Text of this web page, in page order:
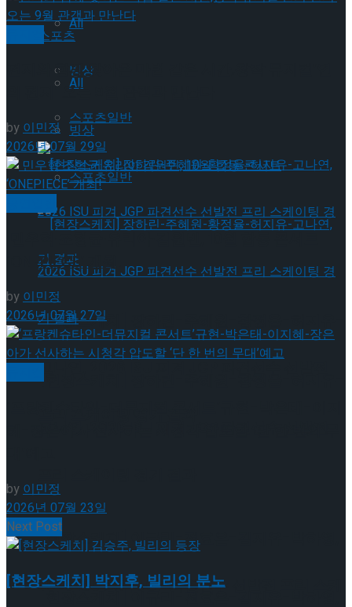
All
빙상
스포츠일반
[현장스케치] 장하린-주혜원-황정율-허지유-
고나연, 2026 ISU 피겨 JGP 파견선수 선발전
[현장스케치] 이규리-전효은-김지유-박하영,
2026 ISU 피겨 JGP 파견선수 선발전 프리 스케
스포츠
All
빙상
스포츠일반
[현장스케치] 장하린-주혜원-황정율-허지유-
편지와 함께 찾아온 마법 같은 시간,창작 뮤지컬’연
의 편지’ 오는 9월 관객과 만난다
by이민정
2026년 07월 29일
‘ONEPIECE’ 개최!
by이민정
2026년 07월 27일
by이민정
2026년 07월 23일
Next Post
[현장스케치] 박지후, 빌리의 분노